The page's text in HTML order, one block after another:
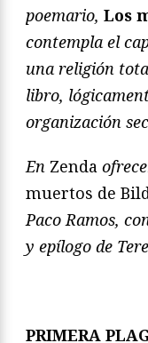
poemario, Los
contempla el
una religión
libro,
organización
En Zenda
muertos de
Paco Ramos,
y epílogo de
PRIMERA